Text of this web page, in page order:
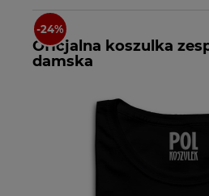
Oficjalna koszulka
damska